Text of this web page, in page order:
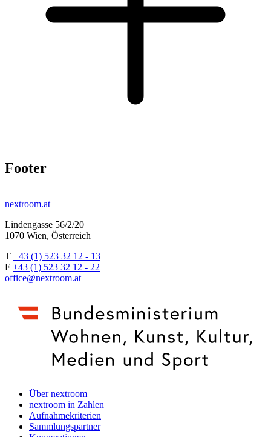
Footer
nextroom.at
Lindengasse 56/2/20
1070 Wien, Österreich
T +43 (1) 523 32 12 - 13
F +43 (1) 523 32 12 - 22
office@nextroom.at
Über nextroom
nextroom in Zahlen
Aufnahmekriterien
Sammlungspartner